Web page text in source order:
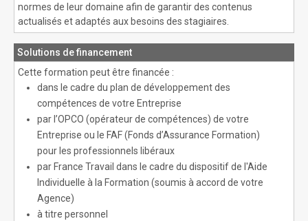
normes de leur domaine afin de garantir des contenus
actualisés et adaptés aux besoins des stagiaires.
Solutions de financement
Cette formation peut être financée :
dans le cadre du plan de développement des
compétences de votre Entreprise
par l’OPCO (opérateur de compétences) de votre
Entreprise ou le FAF (Fonds d’Assurance Formation)
pour les professionnels libéraux
par France Travail dans le cadre du dispositif de l'Aide
Individuelle à la Formation (soumis à accord de votre
Agence)
à titre personnel